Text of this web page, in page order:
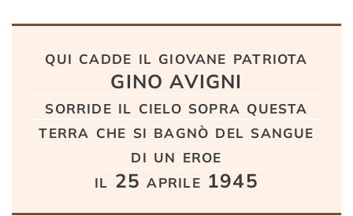
qui cadde il giovane patriota
GINO AVIGNI
sorride il cielo sopra questa
terra che si bagnò del sangue
di un eroe
il 25 aprile 1945